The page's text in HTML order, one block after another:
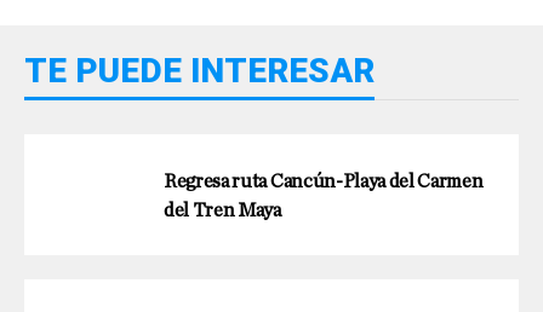
TE PUEDE INTERESAR
Regresa ruta Cancún-Playa del Carmen
del Tren Maya